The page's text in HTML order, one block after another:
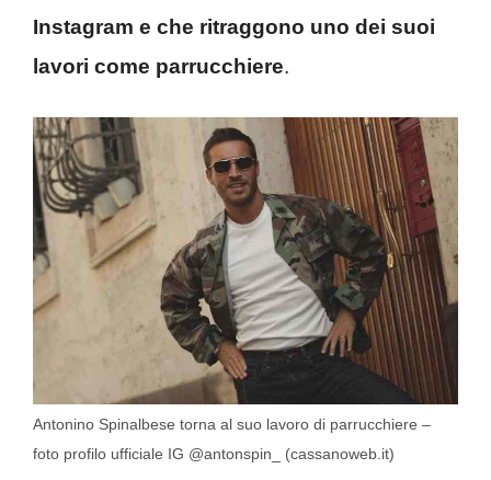
Instagram e che ritraggono uno dei suoi
lavori come parrucchiere.
Antonino Spinalbese torna al suo lavoro di parrucchiere –
foto profilo ufficiale IG @antonspin_ (cassanoweb.it)